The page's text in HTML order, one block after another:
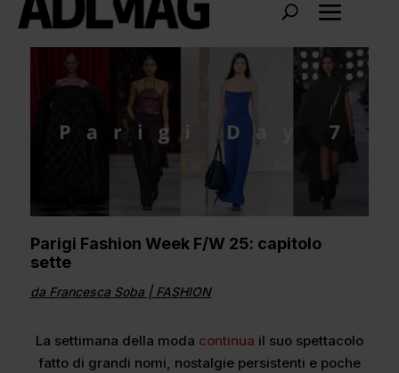
Parigi Fashion Week F/W 25: capitolo
sette
da Francesca Soba| FASHION
La settimana della moda continua il suo spettacolo
fatto di grandi nomi, nostalgie persistenti e poche